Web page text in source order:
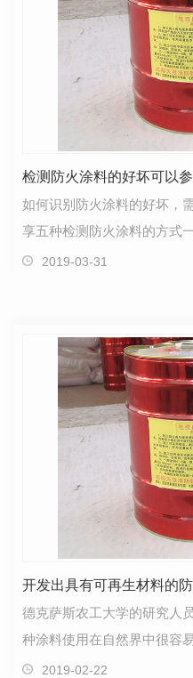
检测防火涂料的好坏可以
如何识别防火涂料的好坏，
享五种检测防火涂料的方式
的耐水性时可以在水泥块上
2019-03-31
开发出具有可再生材料的
德克萨斯农工大学的研究人
种涂料使用在自然界中很容
为几种广泛使用的材料提供
2019-02-22